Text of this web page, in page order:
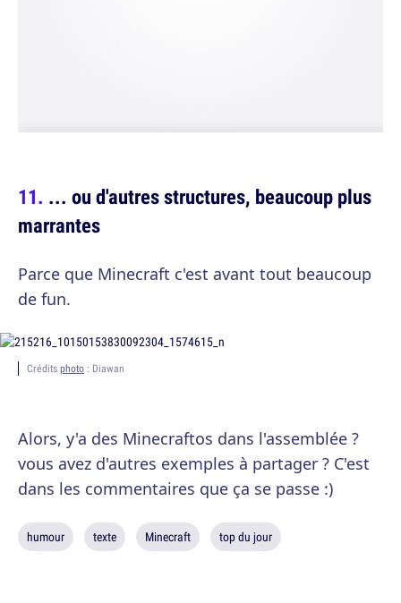
... ou d'autres structures, beaucoup plus
marrantes
Parce que Minecraft c'est avant tout beaucoup
de fun.
Crédits photo : Diawan
Alors, y'a des Minecraftos dans l'assemblée ?
vous avez d'autres exemples à partager ? C'est
dans les commentaires que ça se passe :)
humour texte Minecraft top du jour